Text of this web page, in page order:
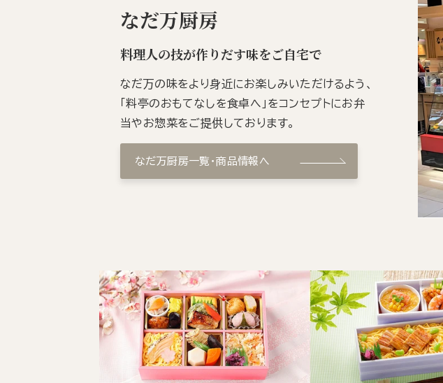
なだ万厨房
料理人の技が作りだす味をご自宅で
なだ万の味をより身近にお楽しみいただけるよう、
「料亭のおもてなしを食卓へ」をコンセプトにお弁
当やお惣菜をご提供しております。
なだ万厨房一覧・商品情報へ